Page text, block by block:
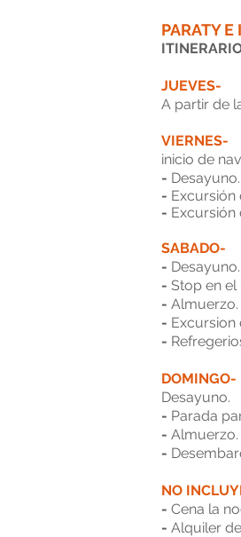
PARATY
JUEVES-
A partir de
VIERNES-
inicio de
- Desayuno.
- Excursión
- Excursión
SABADO-
- Desayuno.
- Stop en
- Almuerzo.
- Excursion
-
DOMINGO-
Desayuno.
- Parada
- Almuerzo.
-
NO
- Cena la
- Alquiler